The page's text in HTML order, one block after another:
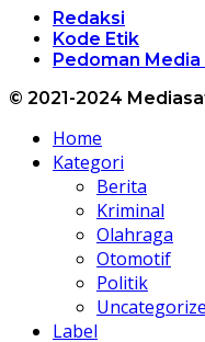
Redaksi
Kode Etik
Pedoman Media
© 2021-2024
Home
Kategori
Berita
Kriminal
Olahraga
Otomotif
Politik
Label